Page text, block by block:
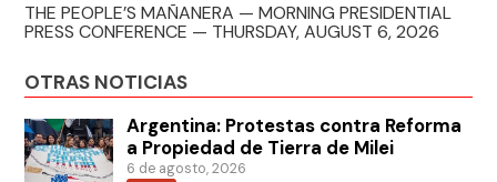
THE PEOPLE’S MAÑANERA — MORNING PRESIDENTIAL
PRESS CONFERENCE — THURSDAY, AUGUST 6, 2026
OTRAS NOTICIAS
Argentina: Protestas contra Reforma
a Propiedad de Tierra de Milei
6 de agosto, 2026